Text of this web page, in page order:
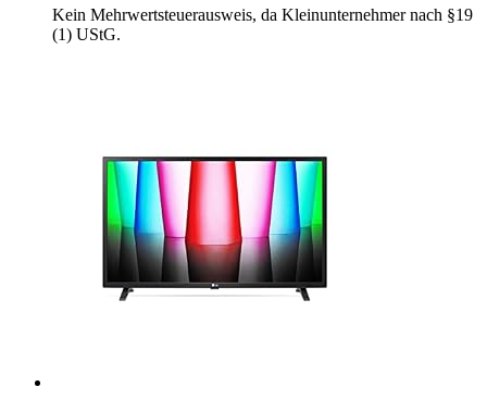
Kein Mehrwertsteuerausweis, da Kleinunternehmer nach §19
(1) UStG.